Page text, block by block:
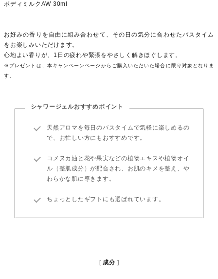
ボディミルクAW 30ml
お好みの香りを自由に組み合わせて、その日の気分に合わせたバスタイム
をお楽しみいただけます。
心地よい香りが、1日の疲れや緊張をやさしく解きほぐします。
※プレゼントは、本キャンペーンページからご購入いただいた場合に限り対象となりま
す。
シャワージェルおすすめポイント
天然アロマを毎日のバスタイムで気軽に楽しめるの
で、お忙しい方にもおすすめです。
コメヌカ油と花や果実などの植物エキスや植物オイ
ル（整肌成分）が配合され、お肌のキメを整え、や
わらかな肌に導きます。
ちょっとしたギフトにも選ばれています。
成分